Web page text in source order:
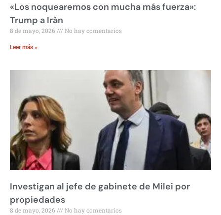
«Los noquearemos con mucha más fuerza»:
Trump a Irán
8 de mayo, 2026 No hay comentarios
Leer más »
Investigan al jefe de gabinete de Milei por
propiedades
8 de mayo, 2026 No hay comentarios